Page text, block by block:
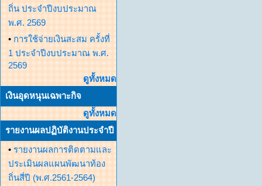
ถิ่น ประจำปีงบประมาณ
พ.ศ. 2569
• การใช้จ่ายเงินสะสม ครั้งที่
1 ประจำปีงบประมาณ พ.ศ.
2569
ดูทั้งหมด
เงินอุดหนุนเฉพาะกิจ
ดูทั้งหมด
รายงานผลปฏิบัติงานประจำปี
• รายงานผลการติดตามและ
ประเมินผลแผนพัฒนาท้อง
ถิ่นสี่ปี (พ.ศ.2561-2564)